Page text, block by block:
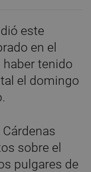
este
en el
haber tenido
el domingo
sobre el
pulgares de